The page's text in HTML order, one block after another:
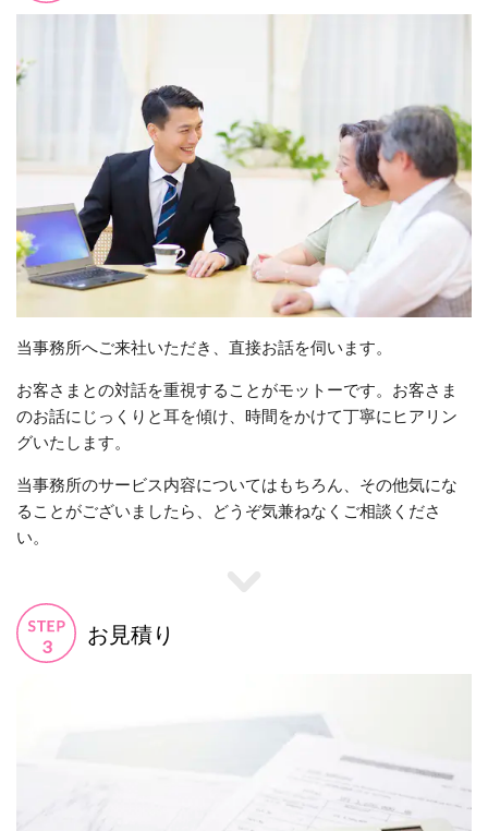
当事務所へご来社いただき、直接お話を伺います。
お客さまとの対話を重視することがモットーです。お客さま
のお話にじっくりと耳を傾け、時間をかけて丁寧にヒアリン
グいたします。
当事務所のサービス内容についてはもちろん、その他気にな
ることがございましたら、どうぞ気兼ねなくご相談くださ
い。
お見積り